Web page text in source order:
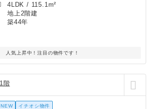
4LDK / 115.1m²
地上2階建
築44年
人気上昇中！注目の物件です！
階
NEW イチオシ物件